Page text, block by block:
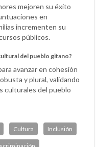
mejoren su éxito
en
incrementen su
públicos.
del pueblo gitano?
avanzar en cohesión
y plural, validando
culturales del pueblo
Cultura Inclusión